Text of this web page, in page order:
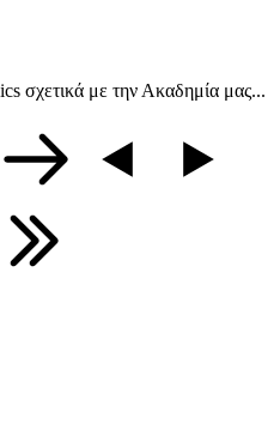
σχετικά με την Ακαδημία μας...